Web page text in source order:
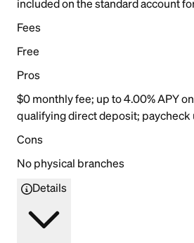
included on the standard account
Fees
Free
Pros
$0 monthly fee; up to 4.00% APY
qualifying direct deposit; paycheck
Cons
No physical branches
Details